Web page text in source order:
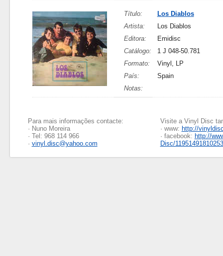
Título:
Los Diablos
Artista:
Los Diablos
Editora:
Emidisc
Catálogo:
1 J 048-50.781
Formato:
Vinyl, LP
País:
Spain
Notas:
Para mais informações contacte:
· Nuno Moreira
· Tel: 968 114 966
· vinyl.disc@yahoo.com
Visite a Vinyl Disc
· www: http://
· facebook: http://
Disc/